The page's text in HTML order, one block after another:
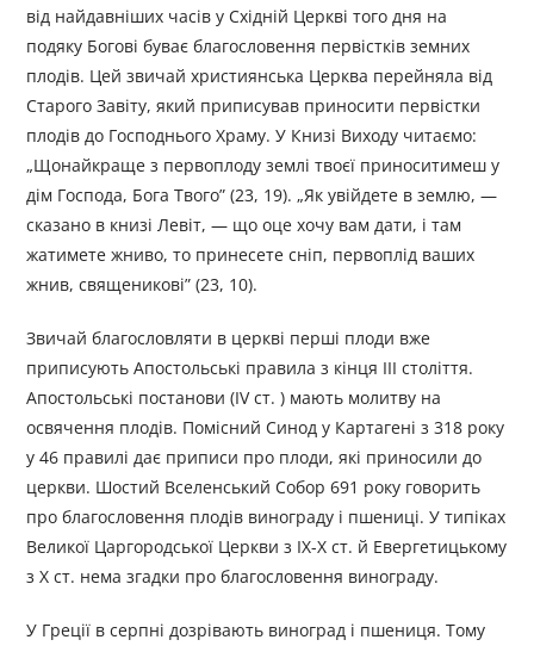
від найдавніших часів у Східній Церкві того дня на
подяку Богові буває благословення первістків земних
плодів. Цей звичай християнська Церква перейняла від
Старого Завіту, який приписував приносити первістки
плодів до Господнього Храму. У Книзі Виходу читаємо:
„Щонайкраще з первоплоду землі твоєї приноситимеш у
дім Господа, Бога Твого” (23, 19). „Як увійдете в землю, —
сказано в книзі Левіт, — що оце хочу вам дати, і там
жатимете жниво, то принесете сніп, первоплід ваших
жнив, священикові” (23, 10).
Звичай благословляти в церкві перші плоди вже
приписують Апостольські правила з кінця III століття.
Апостольські постанови (IV ст. ) мають молитву на
освячення плодів. Помісний Синод у Картагені з 318 року
у 46 правилі дає приписи про плоди, які приносили до
церкви. Шостий Вселенський Собор 691 року говорить
про благословення плодів винограду і пшениці. У типіках
Великої Царгородської Церкви з ІХ-Х ст. й Евергетицькому
з X ст. нема згадки про благословення винограду.
У Греції в серпні дозрівають виноград і пшениця. Тому